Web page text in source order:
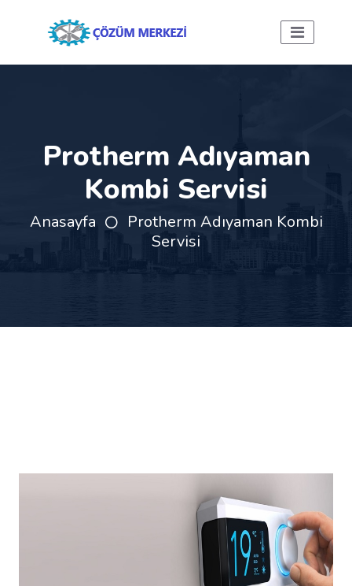
Protherm Adıyaman
Kombi Servisi
Anasayfa
Protherm Adıyaman Kombi
Servisi